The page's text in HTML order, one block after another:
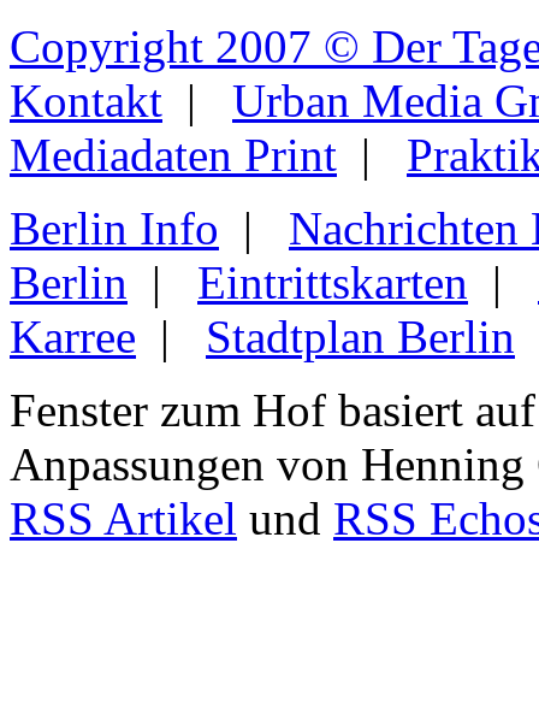
Copyright 2007 © Der
Kontakt | Urban Media
Mediadaten Print |
Berlin Info | Nachrichten
Berlin | Eintrittskarten |
Karree | Stadtplan Berlin
Fenster zum Hof basiert
Anpassungen von Henning
RSS Artikel und RSS